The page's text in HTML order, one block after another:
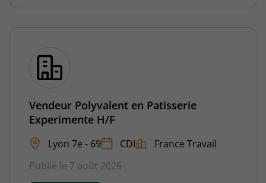
Vendeur Polyvalent en Patisserie
Experimente H/F
Lyon 7e - 69 CDI
France Travail
Publié le 7 août 2026